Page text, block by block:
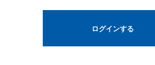
ログインする